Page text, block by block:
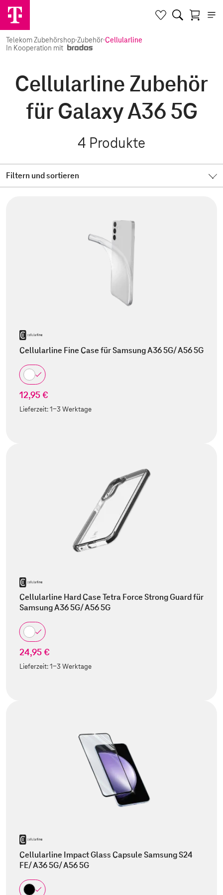
Telekom Zubehörshop·Zubehör·Cellularline
In Kooperation mit
Cellularline Zubehör
für Galaxy A36 5G
4 Produkte
Filtern und sortieren
Cellularline Fine Case für Samsung A36 5G/ A56 5G
12,95 €
Lieferzeit:1-3 Werktage
Cellularline Hard Case Tetra Force Strong Guard für
Samsung A36 5G/ A56 5G
24,95 €
Lieferzeit:1-3 Werktage
Cellularline Impact Glass Capsule Samsung S24
FE/ A36 5G/ A56 5G